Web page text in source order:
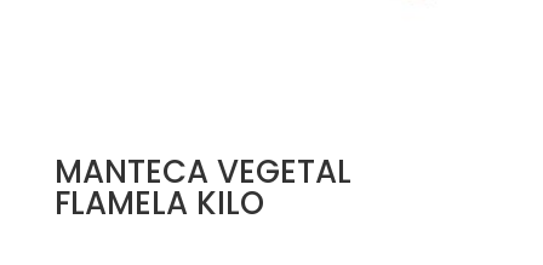
MANTECA VEGETAL
FLAMELA KILO